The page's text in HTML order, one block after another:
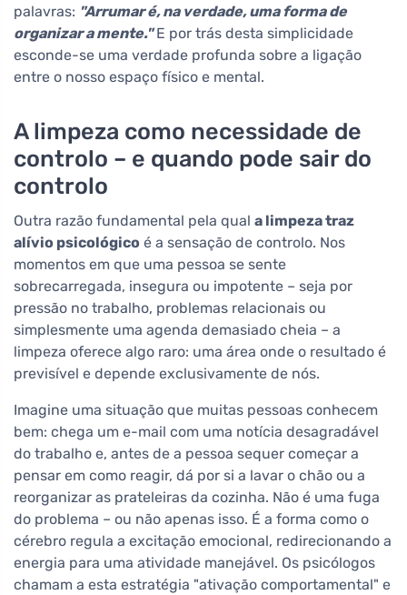
palavras: "Arrumar é, na verdade, uma forma de
organizar a mente."E por trás desta simplicidade
esconde-se uma verdade profunda sobre a ligação
entre o nosso espaço físico e mental.
A limpeza como necessidade de
controlo – e quando pode sair do
controlo
Outra razão fundamental pela qual a limpeza traz
alívio psicológico é a sensação de controlo. Nos
momentos em que uma pessoa se sente
sobrecarregada, insegura ou impotente – seja por
pressão no trabalho, problemas relacionais ou
simplesmente uma agenda demasiado cheia – a
limpeza oferece algo raro: uma área onde o resultado é
previsível e depende exclusivamente de nós.
Imagine uma situação que muitas pessoas conhecem
bem: chega um e-mail com uma notícia desagradável
do trabalho e, antes de a pessoa sequer começar a
pensar em como reagir, dá por si a lavar o chão ou a
reorganizar as prateleiras da cozinha. Não é uma fuga
do problema – ou não apenas isso. É a forma como o
cérebro regula a excitação emocional, redirecionando a
energia para uma atividade manejável. Os psicólogos
chamam a esta estratégia "ativação comportamental" e